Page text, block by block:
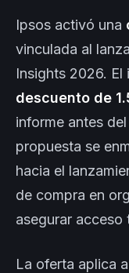
Ipsos activó una
vinculada al
Insights 2026.
descuento de
informe antes del
propuesta se
hacia el
de compra en
asegurar acceso
La oferta aplica